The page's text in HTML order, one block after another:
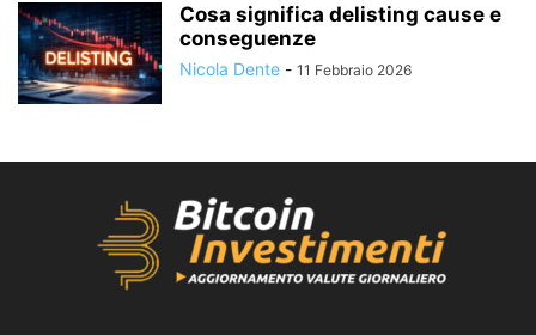
Cosa significa delisting cause e
conseguenze
Nicola Dente - 11 Febbraio 2026